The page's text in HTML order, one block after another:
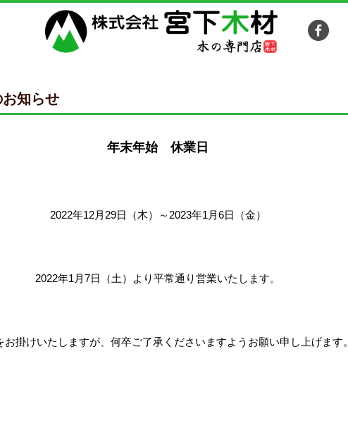
知らせ
年末年始 休業日
2022年12月29日（木）～2023年1月6日（金）
2022年1月7日（土）より平常通り営業いたします。
お掛けいたしますが、何卒ご了承くださいますようお願い申し上げます。